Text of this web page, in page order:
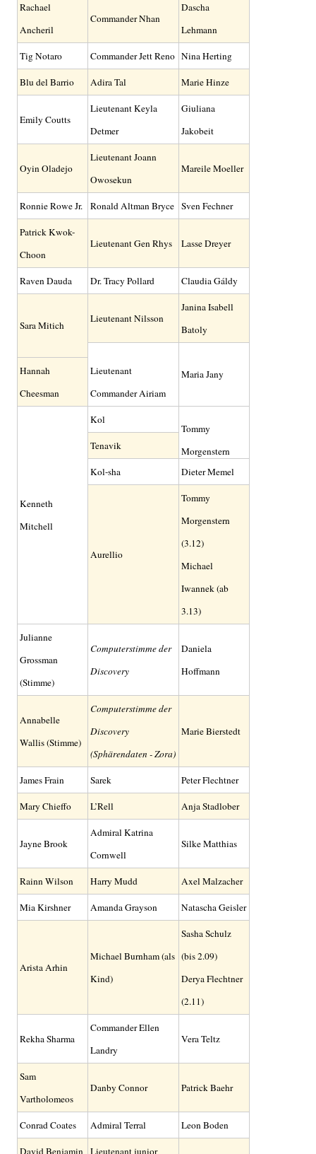
Rachael
Ancheril
Commander Nhan
Dascha
Lehmann
Tig Notaro Commander Jett Reno Nina Herting
Blu del Barrio Adira Tal Marie Hinze
Emily Coutts
Lieutenant Keyla
Detmer
Giuliana
Jakobeit
Oyin Oladejo
Lieutenant Joann
Owosekun
Mareile Moeller
Ronnie Rowe Jr. Ronald Altman Bryce Sven Fechner
Patrick Kwok-
Choon
Lieutenant Gen Rhys Lasse Dreyer
Raven Dauda Dr. Tracy Pollard Claudia Gáldy
Sara Mitich
Lieutenant Nilsson
Janina Isabell
Batoly
Lieutenant
Commander Airiam
Maria Jany
Hannah
Cheesman
Kenneth
Mitchell
Kol
Tommy
Morgenstern
Tenavik
Kol-sha Dieter Memel
Aurellio
Tommy
Morgenstern
(3.12)
Michael
Iwannek (ab
3.13)
Julianne
Grossman
(Stimme)
Computerstimme der
Discovery
Daniela
Hoffmann
Annabelle
Wallis (Stimme)
Computerstimme der
Discovery
(Sphärendaten - Zora)
Marie Bierstedt
James Frain Sarek Peter Flechtner
Mary Chieffo L’Rell Anja Stadlober
Jayne Brook
Admiral Katrina
Cornwell
Silke Matthias
Rainn Wilson Harry Mudd Axel Malzacher
Mia Kirshner Amanda Grayson Natascha Geisler
Arista Arhin
Michael Burnham (als
Kind)
Sasha Schulz
(bis 2.09)
Derya Flechtner
(2.11)
Rekha Sharma
Commander Ellen
Landry
Vera Teltz
Sam
Vartholomeos
Danby Connor Patrick Baehr
Conrad Coates Admiral Terral Leon Boden
David Benjamin Lieutenant junior